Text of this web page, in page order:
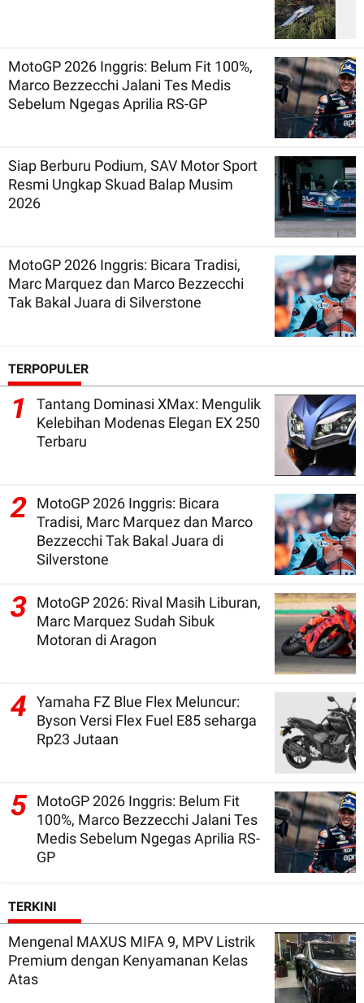
MotoGP 2026 Inggris: Belum Fit 100%,
Marco Bezzecchi Jalani Tes Medis
Sebelum Ngegas Aprilia RS-GP
Siap Berburu Podium, SAV Motor Sport
Resmi Ungkap Skuad Balap Musim
2026
MotoGP 2026 Inggris: Bicara Tradisi,
Marc Marquez dan Marco Bezzecchi
Tak Bakal Juara di Silverstone
TERPOPULER
1
Tantang Dominasi XMax: Mengulik
Kelebihan Modenas Elegan EX 250
Terbaru
2
MotoGP 2026 Inggris: Bicara
Tradisi, Marc Marquez dan Marco
Bezzecchi Tak Bakal Juara di
Silverstone
3
MotoGP 2026: Rival Masih Liburan,
Marc Marquez Sudah Sibuk
Motoran di Aragon
4
Yamaha FZ Blue Flex Meluncur:
Byson Versi Flex Fuel E85 seharga
Rp23 Jutaan
5 MotoGP 2026 Inggris: Belum Fit
100%, Marco Bezzecchi Jalani Tes
Medis Sebelum Ngegas Aprilia RS-
GP
TERKINI
Mengenal MAXUS MIFA 9, MPV Listrik
Premium dengan Kenyamanan Kelas
Atas